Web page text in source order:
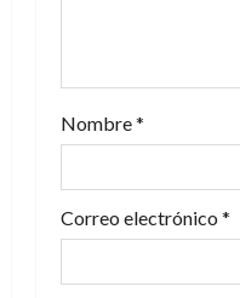
a
d
a
Nombre*
Correo electrónico *